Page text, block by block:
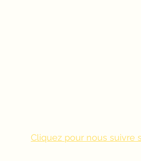
Cliquez pour nous suivre